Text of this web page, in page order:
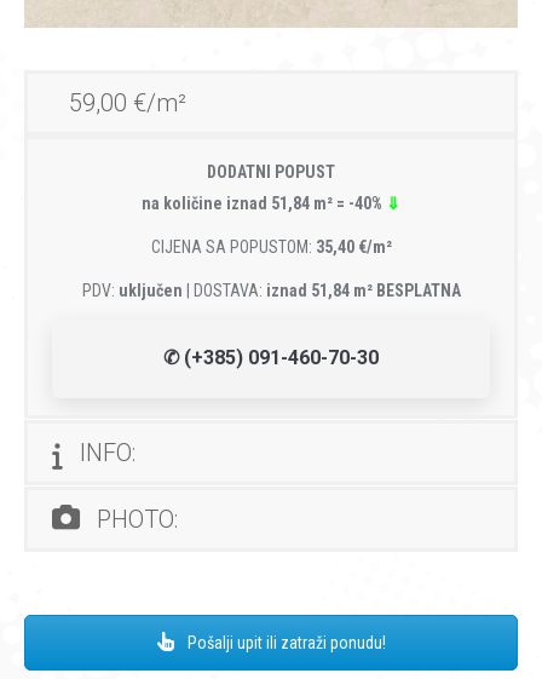
59,00 €/m²
DODATNI POPUST
na količine iznad 51,84 m² = -40% ⇓
CIJENA SA POPUSTOM: 35,40 €/m²
PDV: uključen | DOSTAVA: iznad 51,84 m² BESPLATNA
✆ (+385) 091-460-70-30
INFO:
PHOTO:
Pošalji upit ili zatraži ponudu!